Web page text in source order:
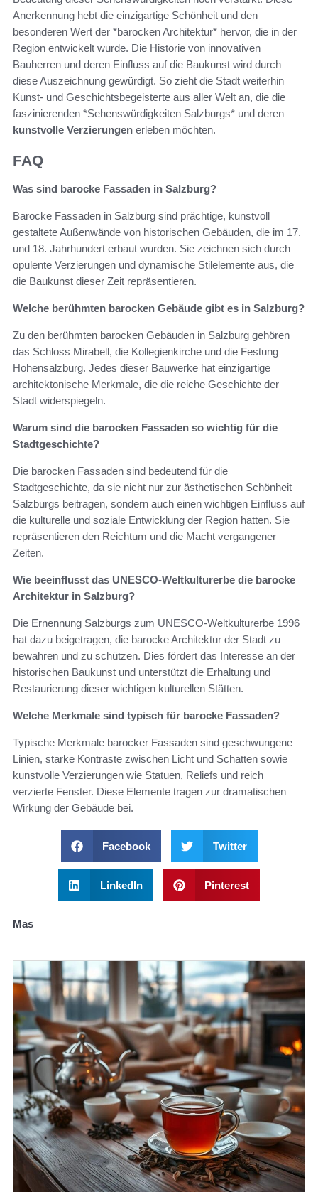
Anerkennung hebt die einzigartige Schönheit und den
besonderen Wert der *barocken Architektur* hervor, die in der
Region entwickelt wurde. Die Historie von innovativen
Bauherren und deren Einfluss auf die Baukunst wird durch
diese Auszeichnung gewürdigt. So zieht die Stadt weiterhin
Kunst- und Geschichtsbegeisterte aus aller Welt an, die die
faszinierenden *Sehenswürdigkeiten Salzburgs* und deren
kunstvolle Verzierungen erleben möchten.
FAQ
Was sind barocke Fassaden in Salzburg?
Barocke Fassaden in Salzburg sind prächtige, kunstvoll
gestaltete Außenwände von historischen Gebäuden, die im 17.
und 18. Jahrhundert erbaut wurden. Sie zeichnen sich durch
opulente Verzierungen und dynamische Stilelemente aus, die
die Baukunst dieser Zeit repräsentieren.
Welche berühmten barocken Gebäude gibt es in Salzburg?
Zu den berühmten barocken Gebäuden in Salzburg gehören
das Schloss Mirabell, die Kollegienkirche und die Festung
Hohensalzburg. Jedes dieser Bauwerke hat einzigartige
architektonische Merkmale, die die reiche Geschichte der
Stadt widerspiegeln.
Warum sind die barocken Fassaden so wichtig für die
Stadtgeschichte?
Die barocken Fassaden sind bedeutend für die
Stadtgeschichte, da sie nicht nur zur ästhetischen Schönheit
Salzburgs beitragen, sondern auch einen wichtigen Einfluss auf
die kulturelle und soziale Entwicklung der Region hatten. Sie
repräsentieren den Reichtum und die Macht vergangener
Zeiten.
Wie beeinflusst das UNESCO-Weltkulturerbe die barocke
Architektur in Salzburg?
Die Ernennung Salzburgs zum UNESCO-Weltkulturerbe 1996
hat dazu beigetragen, die barocke Architektur der Stadt zu
bewahren und zu schützen. Dies fördert das Interesse an der
historischen Baukunst und unterstützt die Erhaltung und
Restaurierung dieser wichtigen kulturellen Stätten.
Welche Merkmale sind typisch für barocke Fassaden?
Typische Merkmale barocker Fassaden sind geschwungene
Linien, starke Kontraste zwischen Licht und Schatten sowie
kunstvolle Verzierungen wie Statuen, Reliefs und reich
verzierte Fenster. Diese Elemente tragen zur dramatischen
Wirkung der Gebäude bei.
Facebook Twitter
LinkedIn Pinterest
Mas